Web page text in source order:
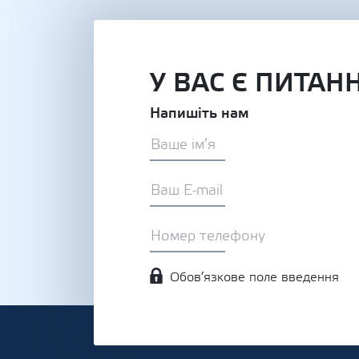
У ВАС Є
Напишіть нам
Обов’язкове поле введення